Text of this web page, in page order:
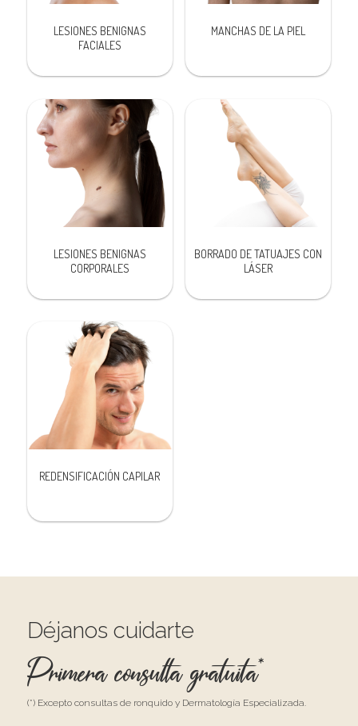
LESIONES BENIGNAS
FACIALES
MANCHAS DE LA PIEL
LESIONES BENIGNAS
CORPORALES
BORRADO DE TATUAJES CON
LÁSER
REDENSIFICACIÓN CAPILAR
Déjanos cuidarte
Primera consulta gratuita*
(*) Excepto consultas de ronquido y Dermatología Especializada.